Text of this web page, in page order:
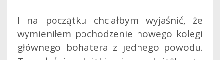
I na początku chciałbym wyjaśnić, że
wymieniłem pochodzenie nowego kolegi
głównego bohatera z jednego powodu.